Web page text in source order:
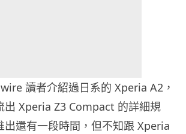
讀者介紹過日系的 Xperia A2，
出 Xperia Z3 Compact 的詳細規
出還有一段時間，但不知跟 Xperia